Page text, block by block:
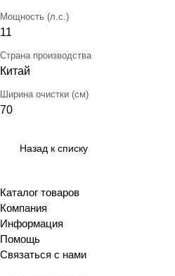
Мощность (л.с.)
11
Страна производства
Китай
Ширина очистки (см)
70
Назад к списку
Каталог товаров
Компания
Информация
Помощь
Связаться с нами